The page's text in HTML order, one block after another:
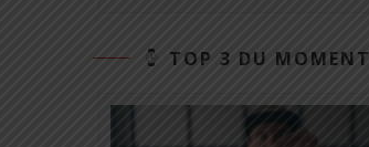
TOP 3 DU MOMENT